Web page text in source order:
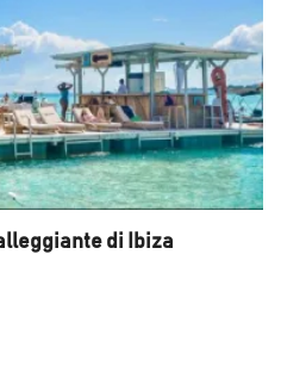
di Ibiza